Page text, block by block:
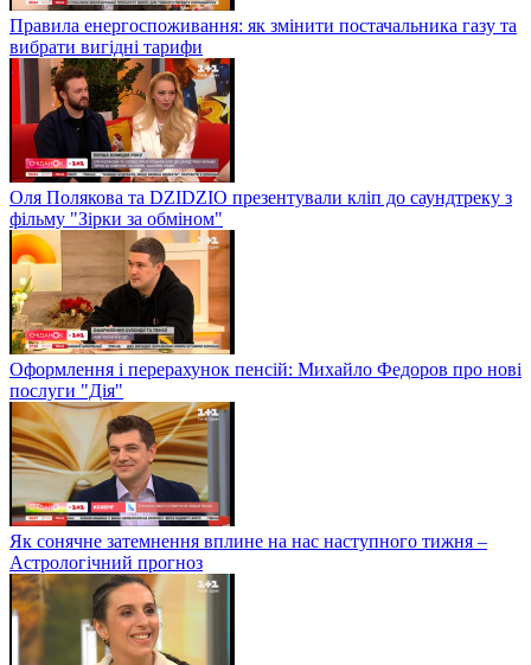
Правила енергоспоживання: як змінити постачальника газу та
вибрати вигідні тарифи
Оля Полякова та DZIDZIO презентували кліп до саундтреку з
фільму "Зірки за обміном"
Оформлення і перерахунок пенсій: Михайло Федоров про нові
послуги "Дія"
Як сонячне затемнення вплине на нас наступного тижня –
Астрологічний прогноз